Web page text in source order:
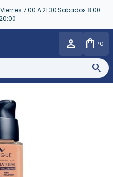
7:00 A 21:30 Sabados 8:00
$0